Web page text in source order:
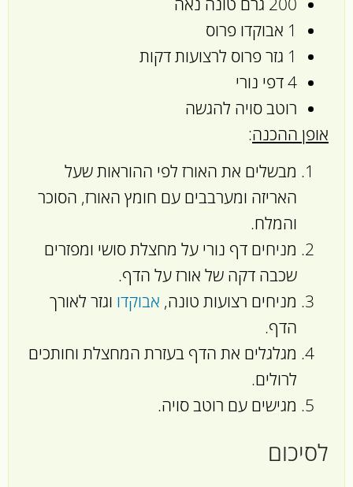
1 אבוקדו פרוס
1 גזר פרוס לרצועות דקות
4 דפי נורי
רוטב סויה להגשה
אופן ההכנה:
מבשלים את האורז לפי ההוראות שעל
האריזה ומערבבים עם חומץ האורז, הסוכר
והמלח.
מניחים דף נורי על מחצלת סושי ומפזרים
שכבה דקה של אורז על הדף.
מניחים רצועות טונה, אבוקדו וגזר לאורך
הדף.
מגלגלים את הדף בעזרת המחצלת וחותכים
לרולים.
מגישים עם רוטב סויה.
לסיכום